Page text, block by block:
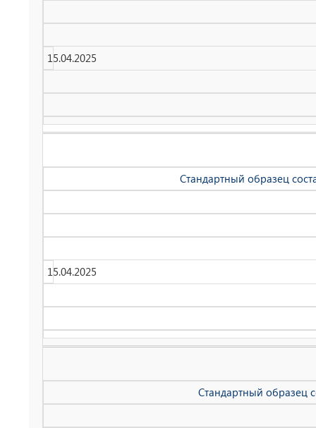
15.04.2025
Стандартный образец
15.04.2025
Стандартный образец